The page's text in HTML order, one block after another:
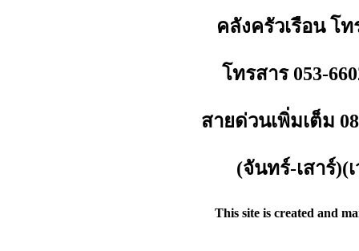
คลังครัวเรือน โท
โทรสาร 053-
สายด่วนเพิ่มเต็ม
(จันทร์-เสาร์)(
This site is created and